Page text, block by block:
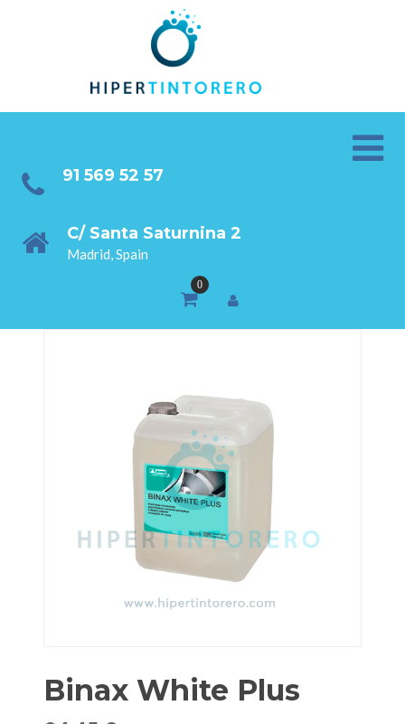
91 569 52 57
C/ Santa Saturnina 2
Madrid, Spain
Binax White Plus